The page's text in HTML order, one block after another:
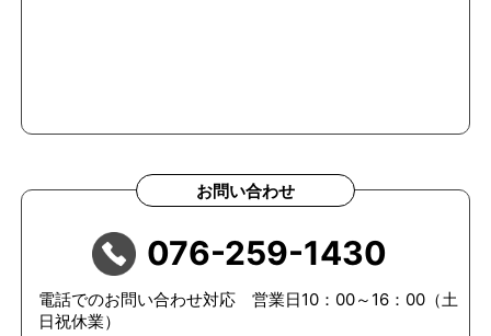
お問い合わせ
076-259-1430
電話でのお問い合わせ対応 営業日10：00～16：00（土
日祝休業）